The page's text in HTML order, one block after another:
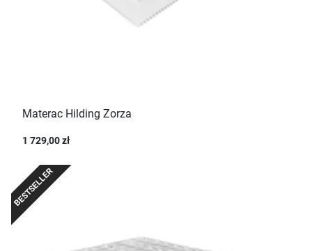
Materac Hilding Zorza
1 729,00 zł
BESTSELLER